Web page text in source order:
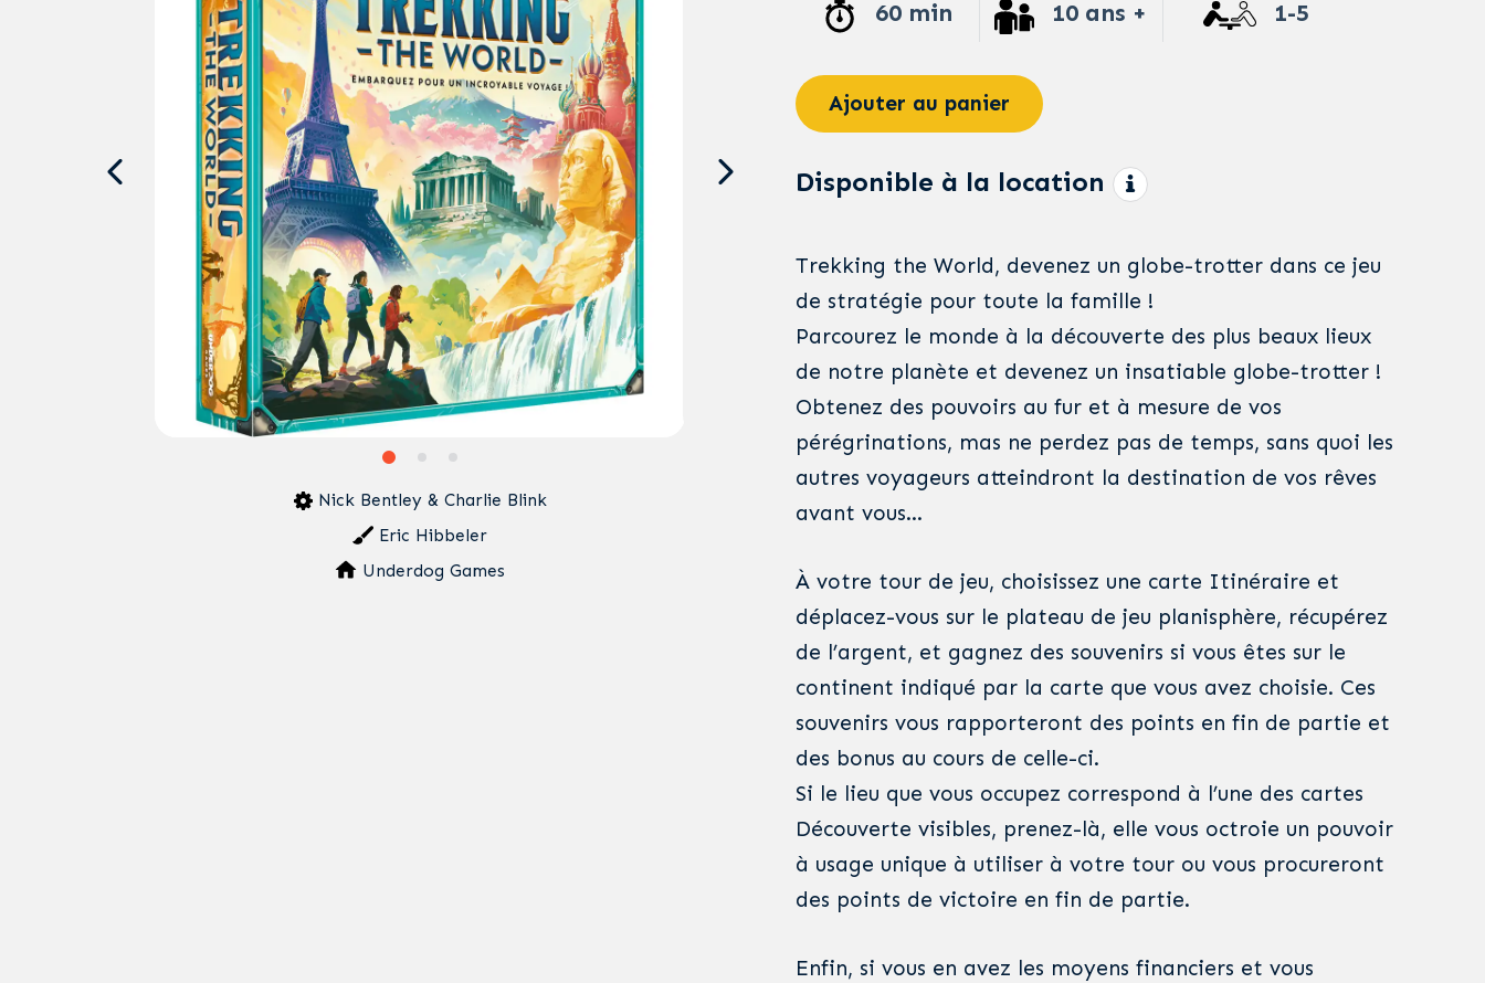
Nick Bentley & Charlie Blink
Eric Hibbeler
Underdog Games
60 min 10 ans + 1-5
Ajouter au panier
Disponible à la location
Trekking the World, devenez un globe-trotter dans ce jeu
de stratégie pour toute la famille !
Parcourez le monde à la découverte des plus beaux lieux
de notre planète et devenez un insatiable globe-trotter !
Obtenez des pouvoirs au fur et à mesure de vos
pérégrinations, mas ne perdez pas de temps, sans quoi les
autres voyageurs atteindront la destination de vos rêves
avant vous…
À votre tour de jeu, choisissez une carte Itinéraire et
déplacez-vous sur le plateau de jeu planisphère, récupérez
de l’argent, et gagnez des souvenirs si vous êtes sur le
continent indiqué par la carte que vous avez choisie. Ces
souvenirs vous rapporteront des points en fin de partie et
des bonus au cours de celle-ci.
Si le lieu que vous occupez correspond à l’une des cartes
Découverte visibles, prenez-là, elle vous octroie un pouvoir
à usage unique à utiliser à votre tour ou vous procureront
des points de victoire en fin de partie.
Enfin, si vous en avez les moyens financiers et vous